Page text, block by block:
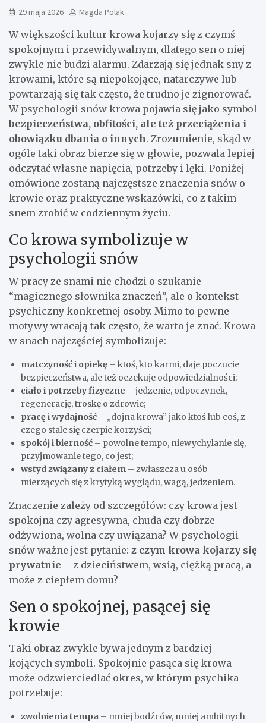
29 maja 2026 Magda Polak
W większości kultur krowa kojarzy się z czymś
spokojnym i przewidywalnym, dlatego sen o niej
zwykle nie budzi alarmu. Zdarzają się jednak sny z
krowami, które są niepokojące, natarczywe lub
powtarzają się tak często, że trudno je zignorować.
W psychologii snów krowa pojawia się jako symbol
bezpieczeństwa, obfitości, ale też przeciążenia i
obowiązku dbania o innych. Zrozumienie, skąd w
ogóle taki obraz bierze się w głowie, pozwala lepiej
odczytać własne napięcia, potrzeby i lęki. Poniżej
omówione zostaną najczęstsze znaczenia snów o
krowie oraz praktyczne wskazówki, co z takim
snem zrobić w codziennym życiu.
Co krowa symbolizuje w
psychologii snów
W pracy ze snami nie chodzi o szukanie
“magicznego słownika znaczeń”, ale o kontekst
psychiczny konkretnej osoby. Mimo to pewne
motywy wracają tak często, że warto je znać. Krowa
w snach najczęściej symbolizuje:
matczyność i opiekę – ktoś, kto karmi, daje poczucie
bezpieczeństwa, ale też oczekuje odpowiedzialności;
ciało i potrzeby fizyczne – jedzenie, odpoczynek,
regenerację, troskę o zdrowie;
pracę i wydajność – „dojna krowa” jako ktoś lub coś, z
czego stale się czerpie korzyści;
spokój i bierność – powolne tempo, niewychylanie się,
przyjmowanie tego, co jest;
wstyd związany z ciałem – zwłaszcza u osób
mierzących się z krytyką wyglądu, wagą, jedzeniem.
Znaczenie zależy od szczegółów: czy krowa jest
spokojna czy agresywna, chuda czy dobrze
odżywiona, wolna czy uwiązana? W psychologii
snów ważne jest pytanie: z czym krowa kojarzy się
prywatnie – z dzieciństwem, wsią, ciężką pracą, a
może z ciepłem domu?
Sen o spokojnej, pasącej się
krowie
Taki obraz zwykle bywa jednym z bardziej
kojących symboli. Spokojnie pasąca się krowa
może odzwierciedlać okres, w którym psychika
potrzebuje:
zwolnienia tempa – mniej bodźców, mniej ambitnych